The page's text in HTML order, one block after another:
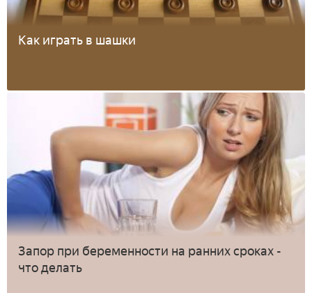
Как играть в шашки
Запор при беременности на ранних сроках -
что делать